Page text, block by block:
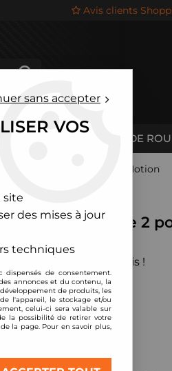
Avis clients
CALES DE
VW Golf 4 / Bora V6 4-Motion
RUF stage 2
à donner votre avis !
€TTC
st2
sans accepter
VOS
site
des mises à jour
techniques
dispensés de consentement.
annonces et du contenu, la
de produits, les
l'appareil, le stockage et/ou
celui-ci sera valable sur
la possibilité de retirer votre
la page. Pour en savoir plus,